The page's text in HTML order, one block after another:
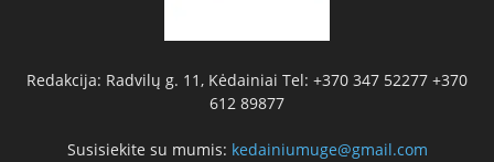
Redakcija: Radvilų g. 11, Kėdainiai Tel: +370 347 52277 +370
612 89877
Susisiekite su mumis: kedainiumuge@gmail.com